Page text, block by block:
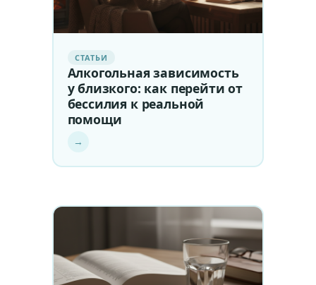
СТАТЬИ
Алкогольная зависимость
у близкого: как перейти от
бессилия к реальной
помощи
→